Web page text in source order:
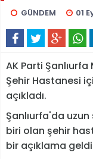
GÜNDEM 01
AK Parti Şanlıurfa
Şehir Hastanesi
açıkladı.
Şanlıurfa'da
biri olan şehir
bir açıklama